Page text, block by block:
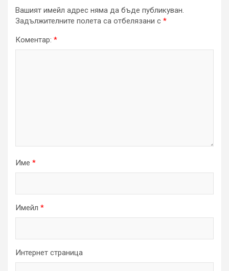
Вашият имейл адрес няма да бъде публикуван.
Задължителните полета са отбелязани с *
Коментар: *
Име *
Имейл *
Интернет страница